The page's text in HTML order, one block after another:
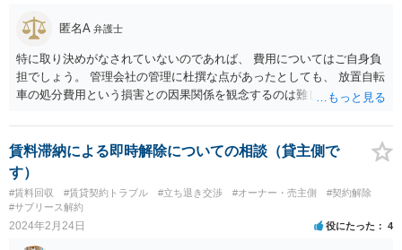
（転貸人）に責任があることになりそうです。
匿名A 弁護士
特に取り決めがなされていないのであれば、 費用についてはご自身負
担でしょう。 管理会社の管理に杜撰な点があったとしても、 放置自転
車の処分費用という損害との因果関係を観念するのは難しいように思
れなければ解約・解除という対応をとると考えられます。 現在来てい
る案というのは、契約を継続させるための一案という位置づけになり
ます。
賃料滞納による即時解除についての相談（貸主側で
す）
#賃料回収 #賃貸契約トラブル #立ち退き交渉 #オーナー・売主側
#契約解除
#サブリース解約
2024年2月24日 役にたった 4